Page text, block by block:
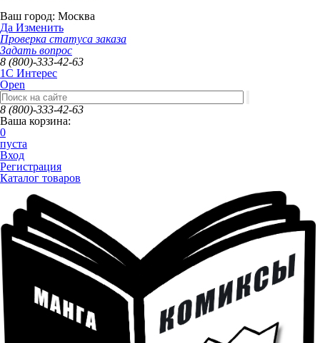
Ваш город: Москва
Да Изменить
Проверка статуса заказа
Задать вопрос
8 (800)-333-42-63
1C Интерес
Open
8 (800)-333-42-63
Ваша корзина:
0
пуста
Вход
Регистрация
Каталог товаров